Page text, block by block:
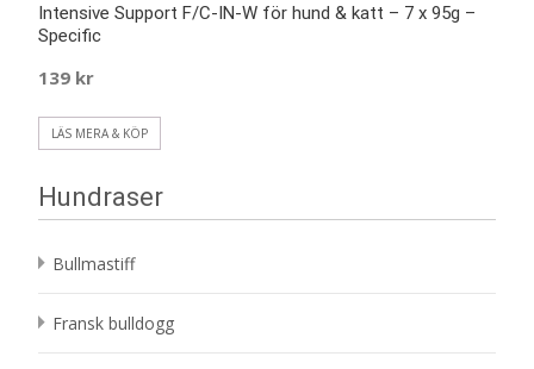
Intensive Support F/C-IN-W för hund & katt – 7 x 95g –
Specific
139 kr
LÄS MERA & KÖP
Hundraser
Bullmastiff
Fransk bulldogg